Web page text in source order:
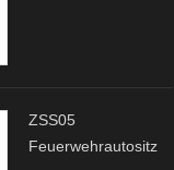
ZSS05
Feuerwehrautositz